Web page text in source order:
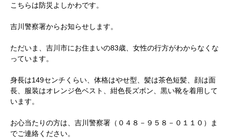
こちらは防災よしかわです。
吉川警察署からお知らせします。
ただいま、吉川市にお住まいの83歳、女性の行方がわからなくな
っています。
身長は149センチくらい、体格はやせ型、髪は茶色短髪、顔は面
長、服装はオレンジ色ベスト、紺色長ズボン、黒い靴を着用して
います。
お心当たりの方は、吉川警察署（０４８－９５８－０１１０）ま
でご連絡ください。